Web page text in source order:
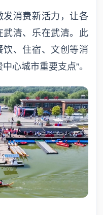
发消费新活力，让各
清、乐在武清。此
、住宿、文创等消
心城市重要支点”。